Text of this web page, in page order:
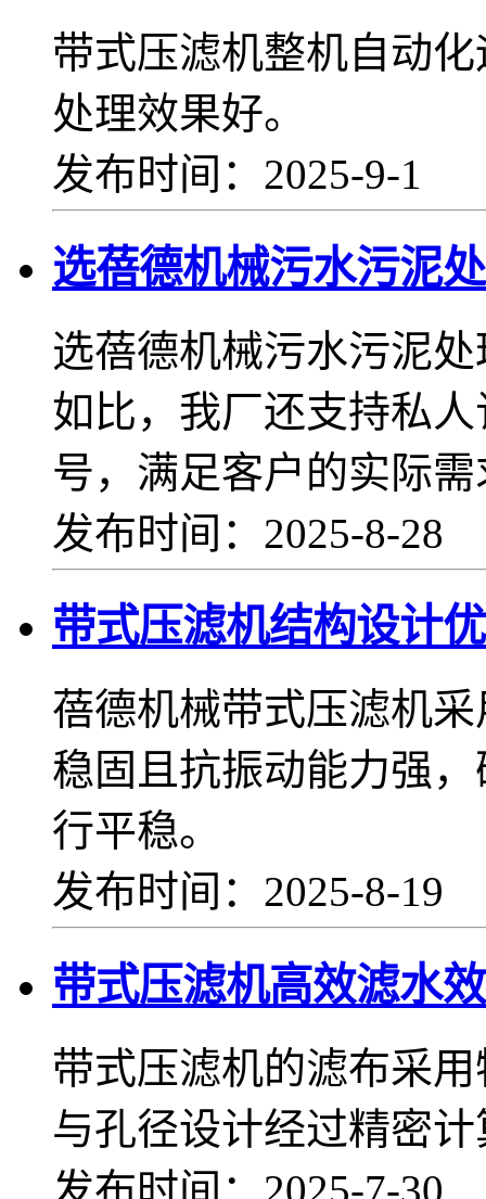
带式压滤机整机自动
处理效果好。
发布时间：2025-9-1
选蓓德机械污水污泥
选蓓德机械污水污泥
如比，我厂还支持私
号，满足客户的实际需
发布时间：2025-8-28
带式压滤机结构设计
蓓德机械带式压滤机
稳固且抗振动能力强
行平稳。
发布时间：2025-8-19
带式压滤机高效滤水
带式压滤机的滤布采
与孔径设计经过精密
发布时间：2025-7-30